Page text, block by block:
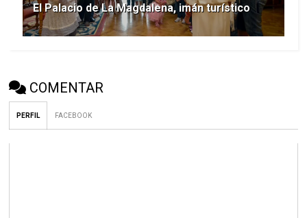
El Palacio de La Magdalena, imán turístico
COMENTAR
PERFIL FACEBOOK